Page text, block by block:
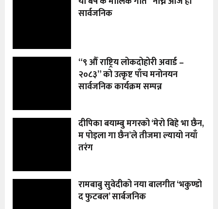
सार्वजनिक
“९ औँ राष्ट्रिय लोकदोहोरी अवार्ड –
२०८३” को उत्कृष्ट पाँच मनोनयन
सार्वजनिक कार्यक्रम सम्पन्न
दीपिका बयाम्बु मगरको ‘मेरो बिहे भा छैन,
म पोइला गा छैन’ले तीजमा ल्यायो नयाँ
तरंग
रामबाबु सुवेदीको नया बालगीत ‘भकुण्डो
द फुटबल’ सार्बजनिक